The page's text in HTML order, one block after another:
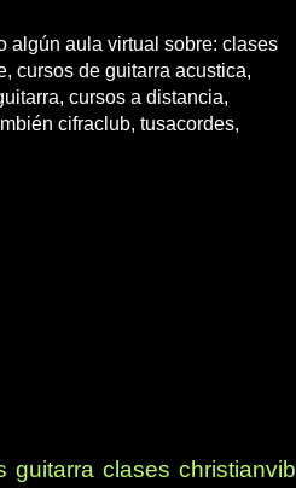
algún aula virtual sobre: clases
cursos de guitarra acustica,
cursos a distancia,
cifraclub, tusacordes,
guitarra clases christianvib